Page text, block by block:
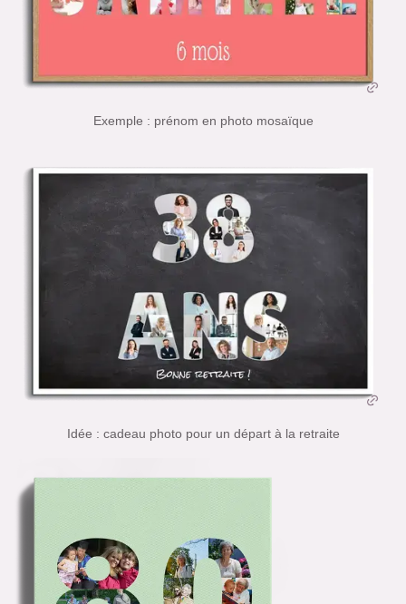
Exemple : prénom en photo mosaïque
Idée : cadeau photo pour un départ à la retraite